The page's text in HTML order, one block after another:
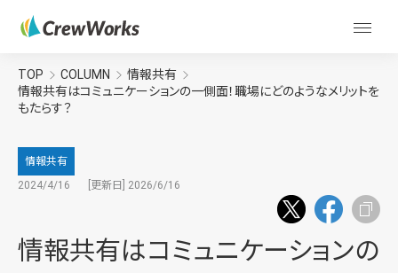
TOP COLUMN
情報共有
情報共有はコミュニケーションの一側面！職場にどのようなメリットを
もたらす？
情報共有
2024/4/16
[更新日] 2026/6/16
情報共有はコミュニケーションの